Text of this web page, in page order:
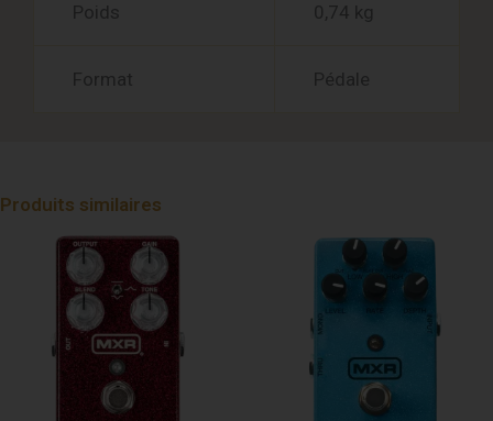
Poids 0,74 kg
Format Pédale
Produits similaires